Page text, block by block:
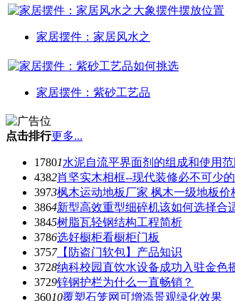
家居摆件：家居风水之
家居摆件：紫砂工艺品
点击排行更多...
17801水泥自流平界面剂的组成和使用范
4382肖坚实木相框--现代装修必不可少
3973枫木运动地板厂家 枫木一级地板价
3864新型高效重型细碎机该如何选择合
3845树脂瓦轻钢结构工程简析
3786选好橱柜看橱柜门板
3757【防盗门软包】产品知识
3728纳科校园直饮水设备成功入驻金色
3729锌钢护栏为什么一直畅销？
36010覆塑石笼网可增添景观绿化效果